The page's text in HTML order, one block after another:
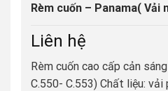
Rèm cuốn – Panama( Vải
Liên hệ
Rèm cuốn cao cấp cản
C.550- C.553) Chất liệu: vải